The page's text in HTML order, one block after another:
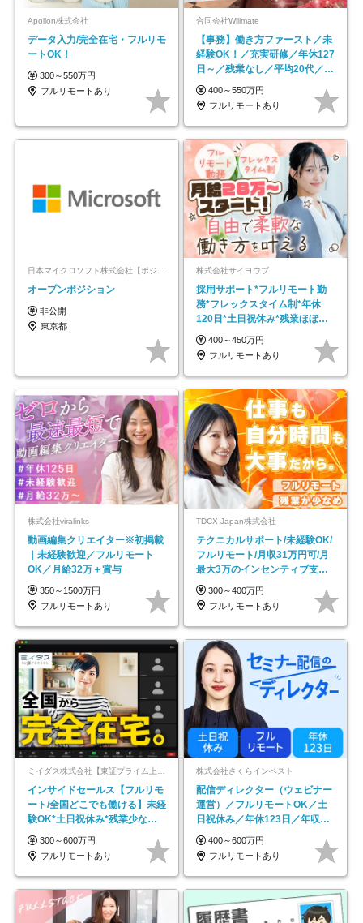
Apollon株式会社
データ入力/完全在宅・フルリモ
ートOK！
300～550万円
フルリモートあり
合同会社Willmate
【事務】働き方ファースト／未
経験OK！／充実研修／年休127
日～／残業なし／平均20代／リ
モートOK
400～550万円
フルリモートあり
日本マイクロソフト株式会社【ポジションマッチ登録】
オープンポジション
非公開
東京都
株式会社サイヨウブ
採用サポート*フルリモート勤
務*フレックスタイム制*年休
120日*土日祝休み*残業ほぼな
し*育児中社員8割以上
400～450万円
フルリモートあり
株式会社viralinks
動画編集クリエイター※初掲載
｜未経験歓迎／フルリモート
OK／月給32万＋賞与
350～1500万円
フルリモートあり
TDCX Japan株式会社
テクニカルサポート/未経験OK/
フルリモート/月収31万円可/月
最大3万のインセンティブ支給/
平均年齢33歳
300～400万円
フルリモートあり
ミイダス株式会社【東証プライム上場パーソルグループ】
インサイドセールス【フルリモ
ート/全国どこでも働ける】未経
験OK*土日祝休み*残業少なめ*
在宅勤務手当あり
300～600万円
フルリモートあり
株式会社さくらインベスト
配信ディレクター（ウェビナー
運営）／フルリモートOK／土
日祝休み／年休123日／年収
600万円可
400～600万円
フルリモートあり